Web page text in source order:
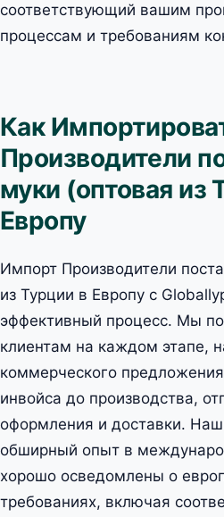
соответствующий вашим
процессам и требованиям
Как
Производители
муки (оптовая из
Европу
Импорт Производители
из Турции в Европу с
эффективный процесс. Мы
клиентам на каждом этапе,
коммерческого
инвойса до производства,
оформления и доставки.
обширный опыт в
хорошо осведомлены о
требованиях, включая